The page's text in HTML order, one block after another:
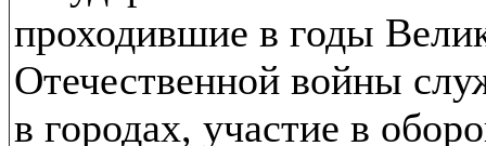
проходившие в годы
Отечественной войны
в городах, участие в